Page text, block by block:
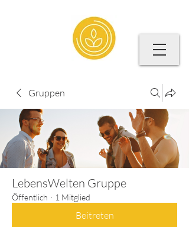
Gruppen
LebensWelten Gruppe
Öffentlich · 1 Mitglied
Beitreten